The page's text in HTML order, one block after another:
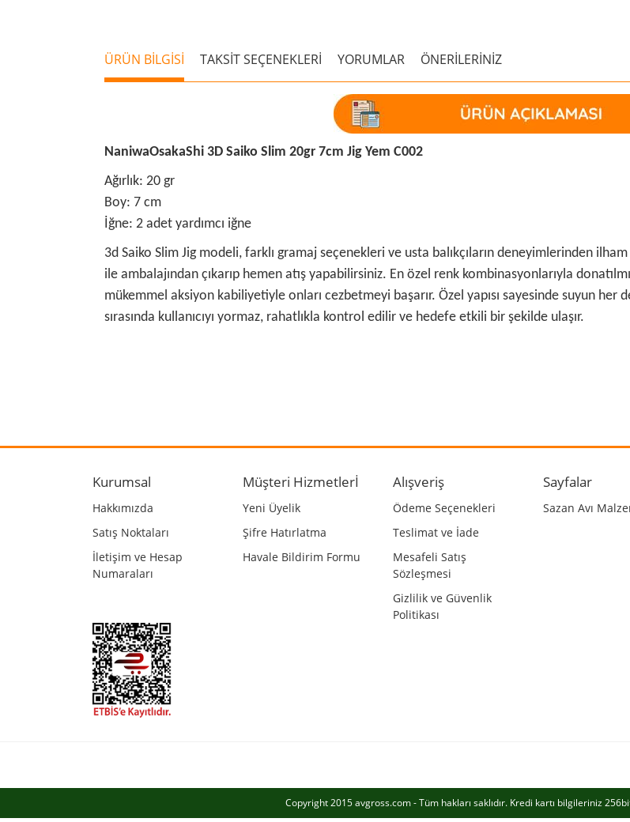
ÜRÜN BİLGİSİ TAKSİT SEÇENEKLERİ YORUMLAR ÖNERİLERİNİZ
NaniwaOsakaShi 3D Saiko Slim 20gr 7cm Jig Yem C002
Ağırlık: 20 gr
Boy: 7 cm
İğne: 2 adet yardımcı iğne
3d Saiko Slim Jig modeli, farklı gramaj seçenekleri ve usta balıkçıların deneyimlerinden
ile ambalajından çıkarıp hemen atış yapabilirsiniz. En özel renk kombinasyonlarıyla
mükemmel aksiyon kabiliyetiyle onları cezbetmeyi başarır. Özel yapısı sayesinde suyun
sırasında kullanıcıyı yormaz, rahatlıkla kontrol edilir ve hedefe etkili bir şekilde ulaşır.
Ürün resmi kalitesiz, bozuk veya görüntülenemiyor.
Ürün bilgilerinde hatalar bulunuyor.
Ürün fiyatı diğer sitelerden daha pahalı.
Bu ürüne benzer farklı alternatifler olmalı.
Kurumsal
Hakkımızda
Satış Noktaları
İletişim ve Hesap
Numaraları
Müşteri Hizmetlerİ
Yeni Üyelik
Şifre Hatırlatma
Havale Bildirim Formu
Alışveriş
Ödeme Seçenekleri
Teslimat ve İade
Mesafeli Satış
Sözleşmesi
Gizlilik ve Güvenlik
Politikası
Sayfalar
Sazan Avı
Copyright 2015 avgross.com - Tüm hakları saklıdır. Kredi kartı bilgileriniz